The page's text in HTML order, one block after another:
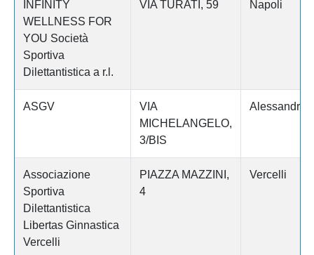
INFINITY
WELLNESS FOR
YOU Società
Sportiva
Dilettantistica a r.l.
VIA TURATI, 59 Napoli
ASGV
VIA
MICHELANGELO,
3/BIS
Alessandria
Associazione
Sportiva
Dilettantistica
Libertas Ginnastica
Vercelli
PIAZZA MAZZINI,
4
Vercelli